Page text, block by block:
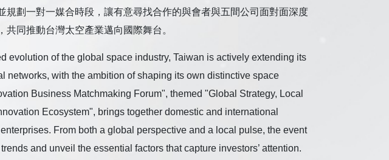
規劃一對一媒合時段，讓有意尋找合作的與會者與五間公司面對面深度
同推動台灣太空產業邁向國際舞台。
evolution of the global space industry, Taiwan is actively extending its
networks, with the ambition of shaping its own distinctive space
Business Matchmaking Forum", themed "Global Strategy, Local
Ecosystem", brings together domestic and international
From both a global perspective and a local pulse, the event
and unveil the essential factors that capture investors’ attention.